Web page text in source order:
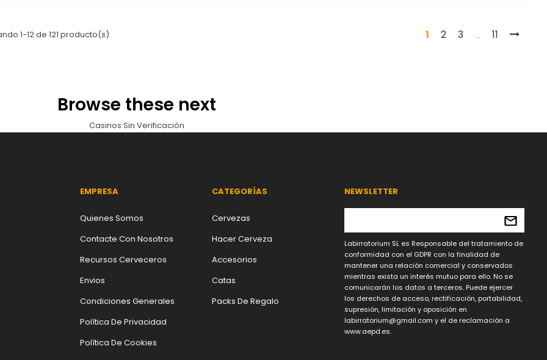
1-12 de 121 producto(s) 1 2 3 … 11
Browse these next
Casinos Sin Verificación
EMPRESA
Quienes Somos
Contacte Con Nosotros
Recursos Cerveceros
Envios
Condiciones Generales
Política De Privacidad
Política De Cookies
CATEGORÍAS
Cervezas
Hacer Cerveza
Accesorios
Catas
Packs De Regalo
NEWSLETTER
Labirratorium SL es Responsable del tratamiento de
conformidad con el GDPR con la finalidad de
mantener una relación comercial y conservados
mientras exista un interés mutuo para ello. No se
comunicarán los datos a terceros. Puede ejercer
los derechos de acceso, rectificación, portabilidad,
supresión, limitación y oposición en
labirratorium@gmail.com y el de reclamación a
www.aepd.es.